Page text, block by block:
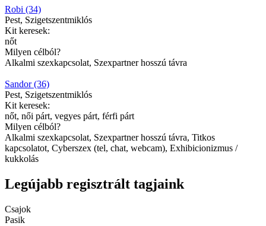
Robi (34)
Pest, Szigetszentmiklós
Kit keresek:
nőt
Milyen célból?
Alkalmi szexkapcsolat, Szexpartner hosszú távra
Sandor (36)
Pest, Szigetszentmiklós
Kit keresek:
nőt, női párt, vegyes párt, férfi párt
Milyen célból?
Alkalmi szexkapcsolat, Szexpartner hosszú távra, Titkos
kapcsolatot, Cyberszex (tel, chat, webcam), Exhibicionizmus /
kukkolás
Legújabb regisztrált tagjaink
Csajok
Pasik